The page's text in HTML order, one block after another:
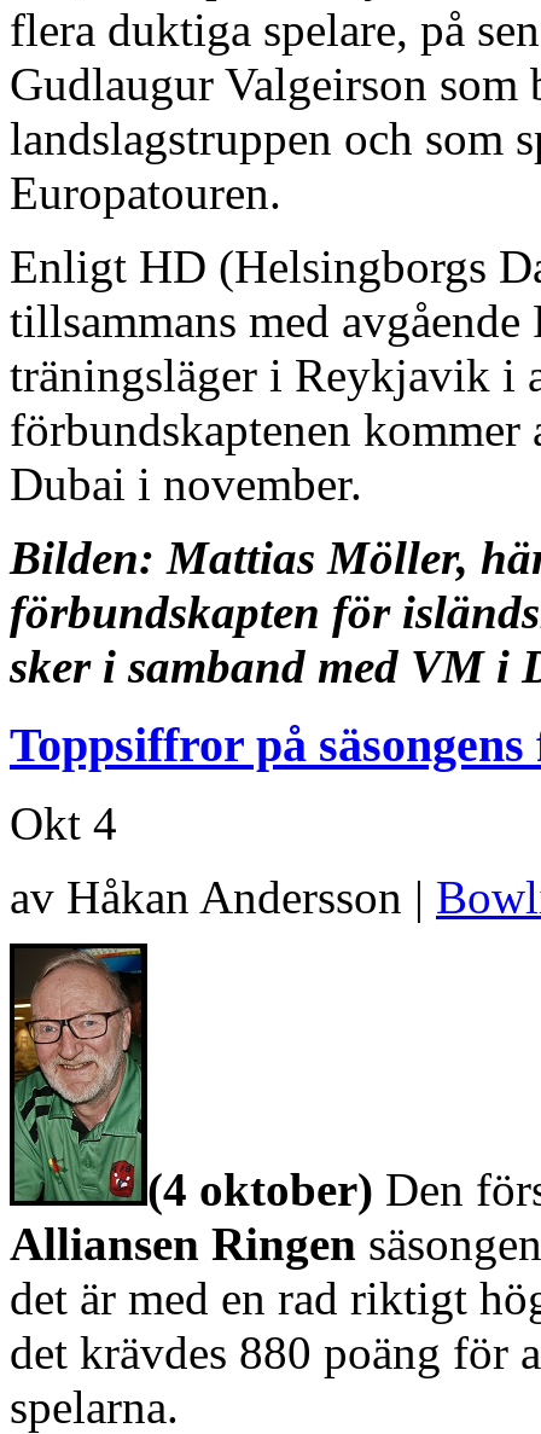
flera duktiga spelare, på
Gudlaugur Valgeirson som
landslagstruppen och som
Europatouren.
Enligt HD (Helsingborgs
tillsammans med
träningsläger i Reykjavik i
förbundskaptenen
Dubai i november.
Bilden: Mattias Möller,
förbundskapten för
sker i samband med VM i
Toppsiffror på
Okt 4
av Håkan Andersson |
(4 oktober) Den
Alliansen Ringen
det är med en rad riktigt
det krävdes 880 poäng för
spelarna.